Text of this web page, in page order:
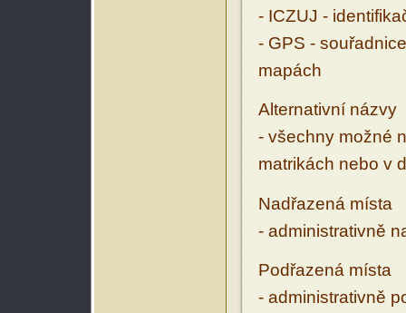
- ICZUJ -
- GPS -
mapách
Alternativní názvy
- všechny možné
matrikách nebo v
Nadřazená místa
- administrativně
Podřazená místa
- administrativně